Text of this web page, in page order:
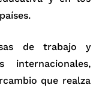
de trabajo y
internacionales,
que realza